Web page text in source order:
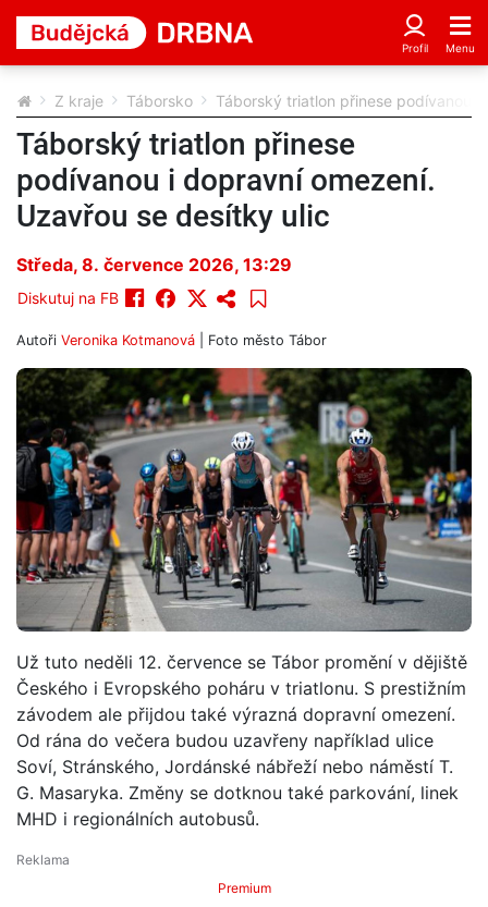
Z kraje Táborsko Táborský triatlon přinese podívanou
Táborský triatlon přinese
podívanou i dopravní omezení.
Uzavřou se desítky ulic
Středa, 8. července 2026, 13:29
Diskutuj na FB
Autoři Veronika Kotmanová | Foto město Tábor
Už tuto neděli 12. července se Tábor promění v dějiště
Českého i Evropského poháru v triatlonu. S prestižním
závodem ale přijdou také výrazná dopravní omezení.
Od rána do večera budou uzavřeny například ulice
Soví, Stránského, Jordánské nábřeží nebo náměstí T.
G. Masaryka. Změny se dotknou také parkování, linek
MHD i regionálních autobusů.
Premium